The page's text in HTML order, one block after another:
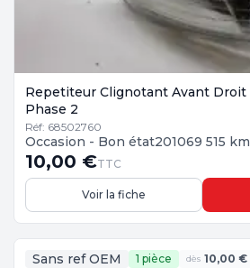
Repetiteur Clignotant Avant Droit (feux) Peugeot 207
Phase 2
Réf: 68502760
Occasion - Bon état201069 515 km
10,00 €TTC
Voir la fiche
Sans ref OEM 1 pièce dès 10,00 €